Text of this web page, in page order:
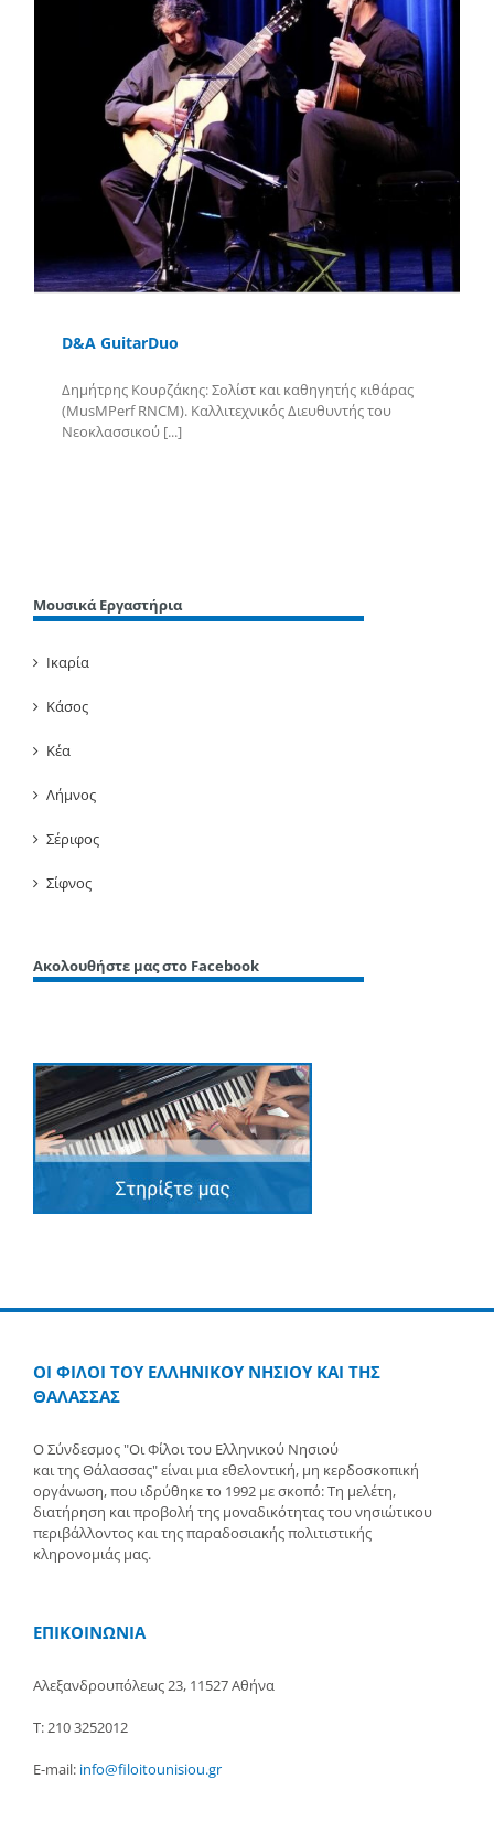
D&A GuitarDuo
Δημήτρης Κουρζάκης: Σολίστ και καθηγητής κιθάρας
(MusMPerf RNCM). Καλλιτεχνικός Διευθυντής του
Νεοκλασσικού [...]
Μουσικά Εργαστήρια
Ικαρία
Κάσος
Κέα
Λήμνος
Σέριφος
Σίφνος
Ακολουθήστε μας στο Facebook
ΟΙ ΦΙΛΟΙ ΤΟΥ ΕΛΛΗΝΙΚΟΥ ΝΗΣΙΟΥ ΚΑΙ ΤΗΣ
ΘΑΛΑΣΣΑΣ
Ο Σύνδεσμος "Οι Φίλοι του Ελληνικού Νησιού
και της Θάλασσας" είναι μια εθελοντική, μη κερδοσκοπική
οργάνωση, που ιδρύθηκε το 1992 με σκοπό: Τη μελέτη,
διατήρηση και προβολή της μοναδικότητας του νησιώτικου
περιβάλλοντος και της παραδοσιακής πολιτιστικής
κληρονομιάς μας.
ΕΠΙΚΟΙΝΩΝΙΑ
Αλεξανδρουπόλεως 23, 11527 Αθήνα
Τ: 210 3252012
E-mail: info@filoitounisiou.gr